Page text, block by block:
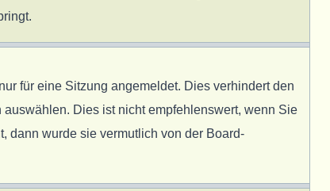
für eine Sitzung angemeldet. Dies verhindert den
Dies ist nicht empfehlenswert, wenn Sie
dann wurde sie vermutlich von der Board-